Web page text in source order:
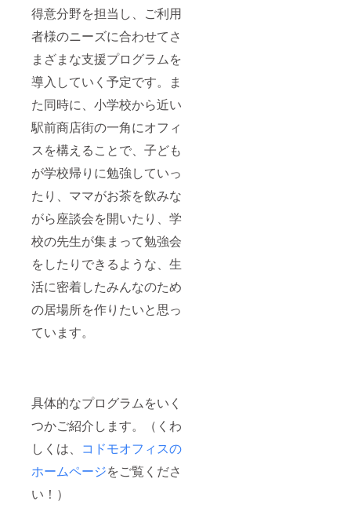
得意分野を担当し、ご利用
者様のニーズに合わせてさ
まざまな支援プログラムを
導入していく予定です。ま
た同時に、小学校から近い
駅前商店街の一角にオフィ
スを構えることで、子ども
が学校帰りに勉強していっ
たり、ママがお茶を飲みな
がら座談会を開いたり、学
校の先生が集まって勉強会
をしたりできるような、生
活に密着したみんなのため
の居場所を作りたいと思っ
ています。
具体的なプログラムをいく
つかご紹介します。（くわ
しくは、 コドモオフィスの
ホームページをご覧くださ
い！）